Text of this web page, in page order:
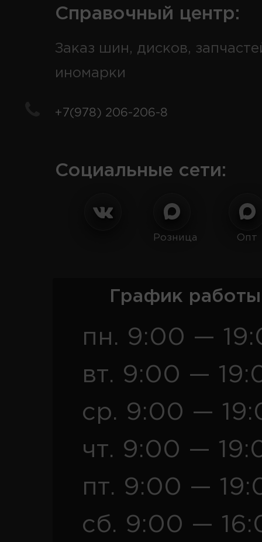
Справочный центр:
Заказ шин, дисков,
иномарки
+7(978) 206-206-8
Социальные сети:
Розница Опт
График
пн. 9:00 —
вт. 9:00 —
ср. 9:00 —
чт. 9:00 —
пт. 9:00 —
сб. 9:00 —